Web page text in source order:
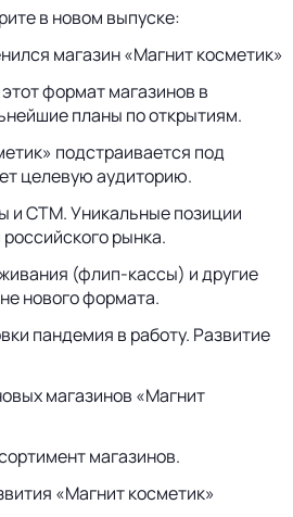
в новом выпуске:
магазин «Магнит косметик»
формат магазинов в
планы по открытиям.
подстраивается под
целевую аудиторию.
и СТМ. Уникальные позиции
рынка.
(флип-кассы) и другие
нового формата.
пандемия в работу. Развитие
магазинов «Магнит
магазинов.
«Магнит косметик»